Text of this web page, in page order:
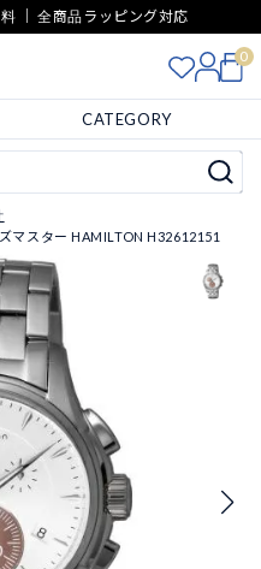
｜ 全商品ラッピング対応
0
CATEGORY
マスター HAMILTON H32612151